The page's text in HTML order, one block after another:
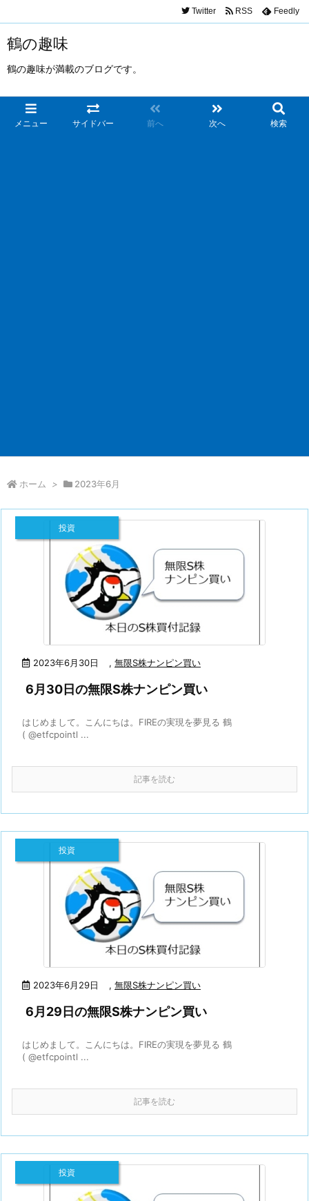
鶴の趣味
鶴の趣味が満載のブログです。
メニュー サイドバー 前へ 次へ 検索
Twitter RSS Feedly
ホーム > 2023年6月
2023年6月30日
投資
, 無限S株ナンピン買い
6月30日の無限S株ナンピン買い
はじめまして。こんにちは。FIREの実現を夢見る 鶴
( @etfcpointl ...
記事を読む
2023年6月29日
投資
, 無限S株ナンピン買い
6月29日の無限S株ナンピン買い
はじめまして。こんにちは。FIREの実現を夢見る 鶴
( @etfcpointl ...
記事を読む
投資